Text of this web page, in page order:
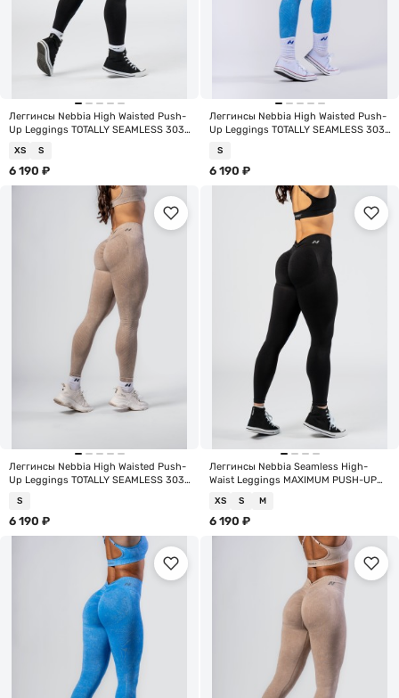
Леггинсы Nebbia High Waisted Push-
Up Leggings TOTALLY SEAMLESS 303
XS S
6 190 ₽
Леггинсы Nebbia High Waisted Push-
Up Leggings TOTALLY SEAMLESS 303
S
6 190 ₽
Леггинсы Nebbia High Waisted Push-
Up Leggings TOTALLY SEAMLESS 303
S
6 190 ₽
Леггинсы Nebbia Seamless High-
Waist Leggings MAXIMUM PUSH-UP
XS S M
6 190 ₽